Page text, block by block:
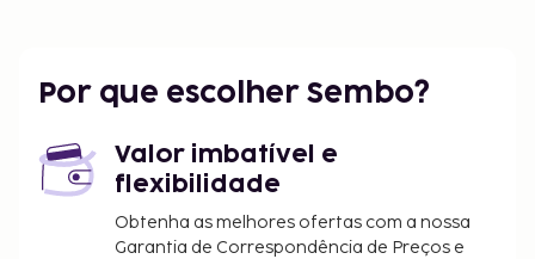
Por que escolher Sembo?
Valor imbatível e
flexibilidade
Obtenha as melhores ofertas com a nossa
Garantia de Correspondência de Preços e